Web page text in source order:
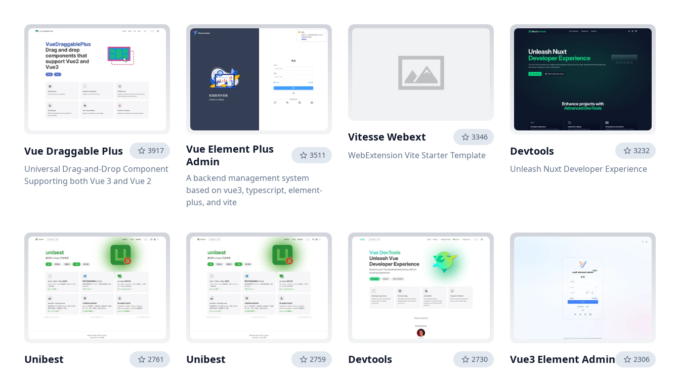
Vue Draggable Plus 3917
Universal Drag-and-Drop Component
Supporting both Vue 3 and Vue 2
Vue Element Plus
Admin
3511
A backend management system
based on vue3, typescript, element-
plus, and vite
Vitesse Webext 3346
WebExtension Vite Starter Template Devtools 3232
Unleash Nuxt Developer Experience
Unibest 2761 Unibest 2759 Devtools 2730 Vue3 Element Admin 2306